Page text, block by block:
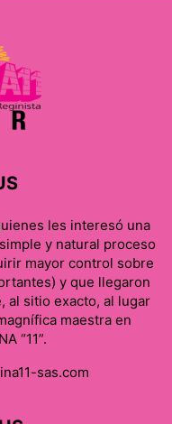
les interesó una
y natural proceso
mayor control sobre
y que llegaron
al sitio exacto, al lugar
maestra en
“11”.
sas.com